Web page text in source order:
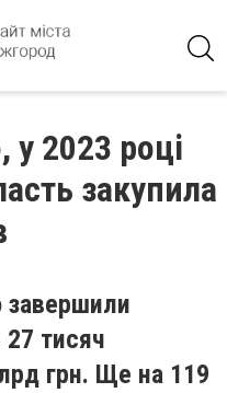
у 2023 році
закупила
завершили
тисяч
грн. Ще на 119